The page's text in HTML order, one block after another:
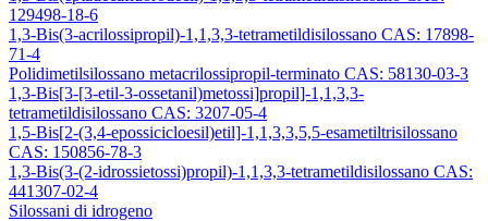
129498-18-6
1,3-Bis(3-acrilossipropil)-1,1,3,3-tetrametildisilossano CAS: 17898-
71-4
Polidimetilsilossano metacrilossipropil-terminato CAS: 58130-03-3
1,3-Bis[3-[3-etil-3-ossetanil)metossi]propil]-1,1,3,3-
tetrametildisilossano CAS: 3207-05-4
1,5-Bis[2-(3,4-epossicicloesil)etil]-1,1,3,3,5,5-esametiltrisilossano
CAS: 150856-78-3
1,3-Bis(3-(2-idrossietossi)propil)-1,1,3,3-tetrametildisilossano CAS:
441307-02-4
Silossani di idrogeno